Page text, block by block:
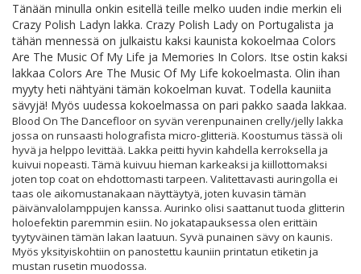
Tänään minulla onkin esitellä teille melko uuden indie merkin eli
Crazy Polish Ladyn lakka. Crazy Polish Lady on Portugalista ja
tähän mennessä on julkaistu kaksi kaunista kokoelmaa Colors
Are The Music Of My Life ja Memories In Colors. Itse ostin kaksi
lakkaa Colors Are The Music Of My Life kokoelmasta. Olin ihan
myyty heti nähtyäni tämän kokoelman kuvat. Todella kauniita
sävyjä! Myös uudessa kokoelmassa on pari pakko saada lakkaa.
Blood On The Dancefloor on syvän verenpunainen crelly/jelly lakka
jossa on runsaasti holografista micro-glitteriä. Koostumus tässä oli
hyvä ja helppo levittää. Lakka peitti hyvin kahdella kerroksella ja
kuivui nopeasti. Tämä kuivuu hieman karkeaksi ja kiillottomaksi
joten top coat on ehdottomasti tarpeen. Valitettavasti auringolla ei
taas ole aikomustanakaan näyttäytyä, joten kuvasin tämän
päivänvalolamppujen kanssa. Aurinko olisi saattanut tuoda glitterin
holoefektin paremmin esiin. No jokatapauksessa olen erittäin
tyytyväinen tämän lakan laatuun. Syvä punainen sävy on kaunis.
Myös yksityiskohtiin on panostettu kauniin printatun etiketin ja
mustan rusetin muodossa.